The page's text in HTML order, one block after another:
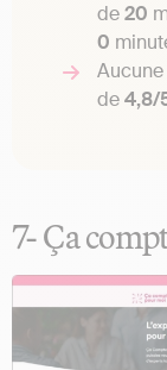
de20
0
de4,8/
7- Ça